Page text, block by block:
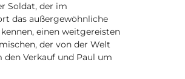
Soldat, der im
das außergewöhnliche
einen weitgereisten
der von der Welt
den Verkauf und Paul um